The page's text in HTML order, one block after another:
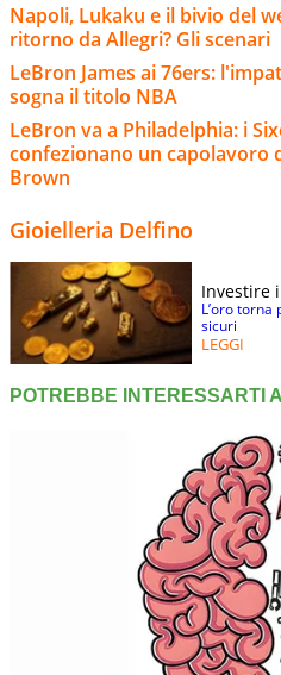
Napoli, Lukaku e il bivio del
ritorno da Allegri? Gli scenari
LeBron James ai 76ers:
sogna il titolo NBA
LeBron va a Philadelphia: i
confezionano un capolavoro
Brown
Gioielleria Delfino
Investire
L’oro
sicuri
LEGGI